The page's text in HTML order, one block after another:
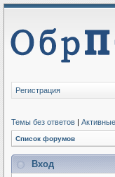
Регистрация
Темы без ответов |
Список форумов
Вход